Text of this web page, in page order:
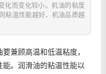
化而变化较小。机油的粘度
粘温性能越好，机油品质越
兼顾高温和低温粘度，
。 润滑油的粘温性能以